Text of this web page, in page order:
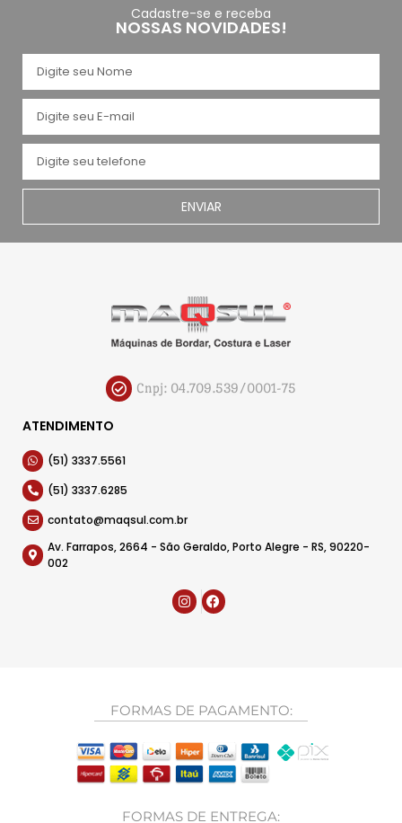
Cadastre-se e receba
NOSSAS NOVIDADES!
ENVIAR
Cnpj: 04.709.539/0001-75
ATENDIMENTO
(51) 3337.5561
(51) 3337.6285
contato@maqsul.com.br
Av. Farrapos, 2664 - São Geraldo, Porto Alegre - RS, 90220-
002
FORMAS DE PAGAMENTO:
FORMAS DE ENTREGA: